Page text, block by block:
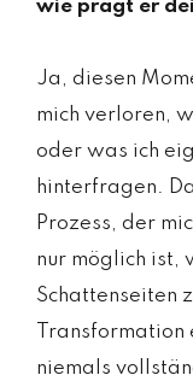
wie prägt er
Ja, diesen
mich verloren,
oder was ich
hinterfragen.
Prozess, der
nur möglich ist,
Schattenseiten
niemals